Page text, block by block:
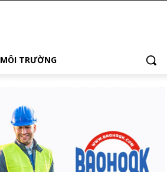
MÔI TRƯỜNG